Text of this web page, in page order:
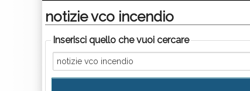
notizie vco incendio
Inserisci quello che vuoi cercare